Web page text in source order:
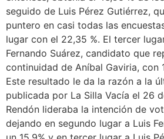
seguido de Luis Pérez Gutiérrez,
puntero en casi todas las
lugar con el 22,35 %. El tercer
Fernando Suárez, candidato que
continuidad de Aníbal Gaviria, con
Este resultado le da la razón a la
publicada por La Silla Vacía el 26
Rendón lideraba la intención de
dejando en segundo lugar a Luis